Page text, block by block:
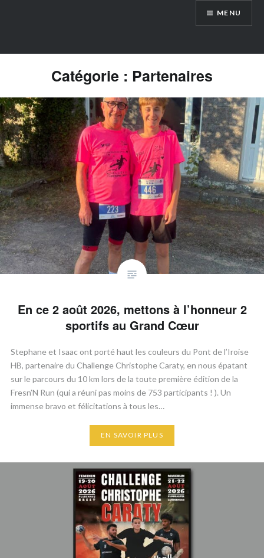
MENU
Catégorie : Partenaires
En ce 2 août 2026, mettons à l’honneur 2
sportifs au Grand Cœur
​Stephane et Isaac ont porté haut les couleurs du Pont de l’Iroise
HB, partenaire du Challenge Christophe Caraty, en nous épatant
sur le parcours du 10 km lors de la toute première édition de la
Fresn’N Run (qui a réuni pas moins de 753 participants ! ). ​Un
immense bravo et félicitations à tous les…
EN SAVOIR PLUS